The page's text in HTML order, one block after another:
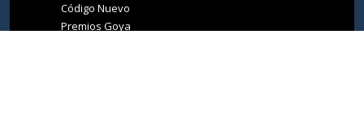
Código Nuevo
Premios Goya